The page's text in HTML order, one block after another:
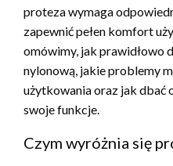
proteza wymaga
zapewnić pełen komfort
omówimy, jak prawidłowo
nylonową, jakie problemy
użytkowania oraz jak dbać
swoje funkcje.
Czym wyróżnia się